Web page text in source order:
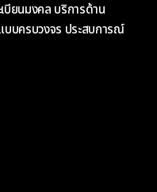
บียนมงคล บริการด้าน
บครบวงจร ประสบการณ์